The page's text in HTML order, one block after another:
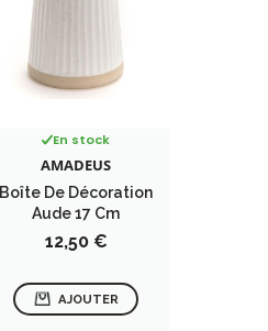
En stock
AMADEUS
Boîte De Décoration
Aude 17 Cm
Prix
12,50 €
AJOUTER